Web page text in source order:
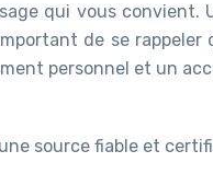
qui vous convient.
de se rappeler
personnel et un
source fiable et